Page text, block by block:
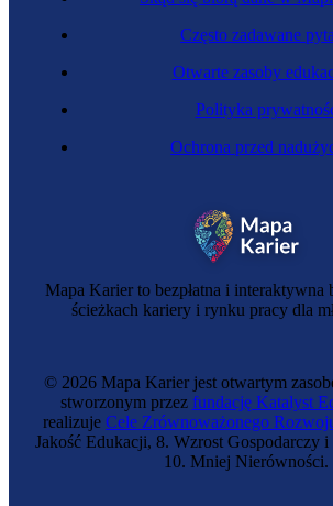
Specjalista ds. najemców
Mapa Karier to bezpłatna i interaktywna
ścieżkach kariery i rynku pracy dla
Często zadawane
Otwarte zasoby
Polityka
Ochrona przed
© 2026 Mapa Karier jest otwartym
stworzonym przez fundację Katalyst
realizuje Cele Zrównoważonego
Jakość Edukacji, 8. Wzrost Gospodarczy i
10. Mniej Nierówności.